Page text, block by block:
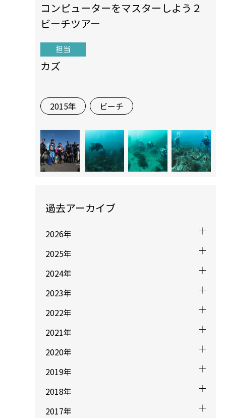
コンピューターをマスターしよう２
ビーチツアー
担当
カズ
2015年 ビーチ
過去アーカイブ
2026年
2025年
2024年
2023年
2022年
2021年
2020年
2019年
2018年
2017年